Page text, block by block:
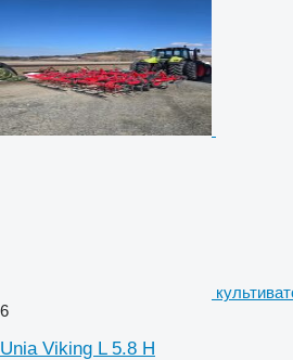
6
Unia Viking L 5.8 H